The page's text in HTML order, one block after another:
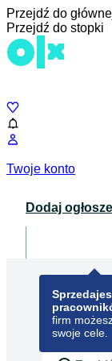
Przejdź do
Przejdź do stopki
Twoje konto
Dodaj
firm
swoje cele.